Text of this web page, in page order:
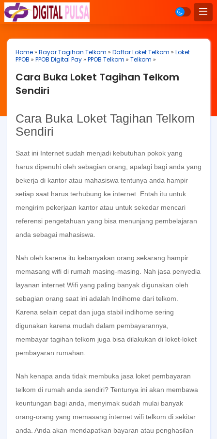
Home» Bayar Tagihan Telkom » Daftar Loket Telkom » Loket
PPOB » PPOB Digital Pay» PPOB Telkom » Telkom »
Cara Buka Loket Tagihan Telkom
Sendiri
Cara Buka Loket Tagihan Telkom
Sendiri
Saat ini Internet sudah menjadi kebutuhan pokok yang
harus dipenuhi oleh sebagian orang, apalagi bagi anda yang
bekerja di kantor atau mahasiswa tentunya anda hampir
setiap saat harus terhubung ke internet. Entah itu untuk
mengirim pekerjaan kantor atau untuk sekedar mencari
referensi pengetahuan yang bisa menunjang pembelajaran
anda sebagai mahasiswa.
Nah oleh karena itu kebanyakan orang sekarang hampir
memasang wifi di rumah masing-masing. Nah jasa penyedia
layanan internet Wifi yang paling banyak digunakan oleh
sebagian orang saat ini adalah Indihome dari telkom.
Karena selain cepat dan juga stabil indihome sering
digunakan karena mudah dalam pembayarannya,
membayar tagihan telkom juga bisa dilakukan di loket-loket
pembayaran rumahan.
Nah kenapa anda tidak membuka jasa loket pembayaran
telkom di rumah anda sendiri? Tentunya ini akan membawa
keuntungan bagi anda, menyimak sudah mulai banyak
orang-orang yang memasang internet wifi telkom di sekitar
anda. Anda akan mendapatkan bayaran atau penghasilan